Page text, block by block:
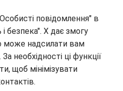
повідомлення" в
і безпека". X дає змогу
може надсилати вам
необхідності ці функції
щоб мінімізувати